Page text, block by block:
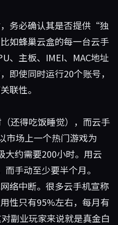
务必确认其是否提供“独
如蜂巢云盒的每一台云手
、主板、IMEI、MAC地址
即使同时运行20个账号，
联性。
还得吃饭睡觉），而云手
场上一个热门游戏为
大约需要200小时。用云
手动至少要半个月。
络中断。很多云手机宣称
性只有95%左右，每月有
副业玩家来说就是真金白